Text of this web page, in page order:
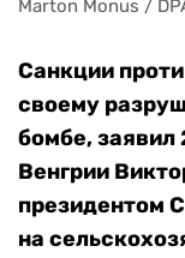
Marton Monus /
Санкции
своему
бомбе, заявил
Венгрии
президентом
на